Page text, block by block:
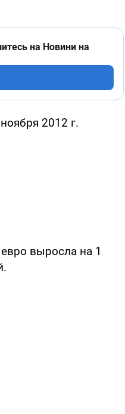
на Новини на
2012 г.
выросла на 1